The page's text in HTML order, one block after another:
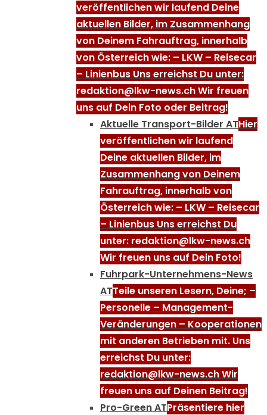
veröffentlichen wir laufend Deine
aktuellen Bilder, im Zusammenhang
von Deinem Fahrauftrag, innerhalb
von Österreich wie: – LKW – Reisecar
– Linienbus Uns erreichst Du unter:
redaktion@lkw-news.ch Wir freuen
uns auf Dein Foto oder Beitrag!
Aktuelle Transport-Bilder ATHier
veröffentlichen wir laufend
Deine aktuellen Bilder, im
Zusammenhang von Deinem
Fahrauftrag, innerhalb von
Österreich wie: – LKW – Reisecar
– Linienbus Uns erreichst Du
unter: redaktion@lkw-news.ch
Wir freuen uns auf Dein Foto!
Fuhrpark-Unternehmens-News
ATTeile unseren Lesern, Deine; –
Personelle – Management-
Veränderungen – Kooperationen
mit anderen Betrieben mit. Uns
erreichst Du unter:
redaktion@lkw-news.ch Wir
freuen uns auf Deinen Beitrag!
Pro-Green ATPräsentiere hier